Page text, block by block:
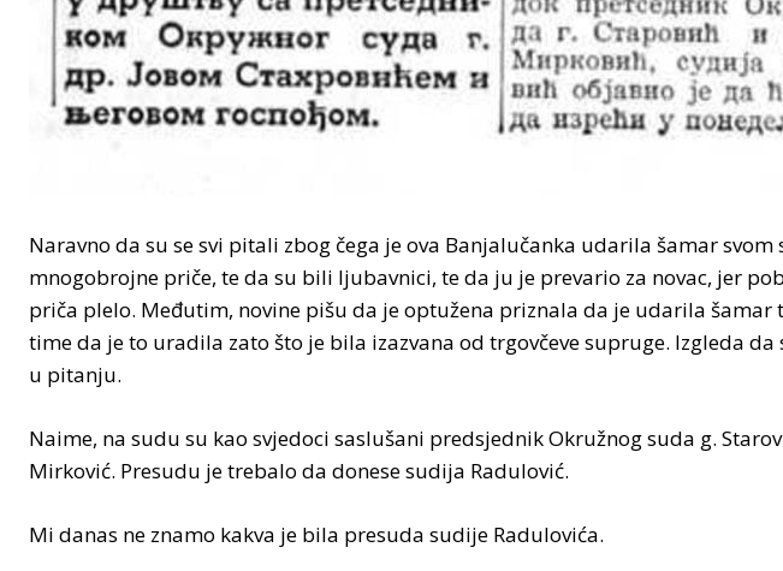
Naravno da su se svi pitali zbog čega je ova Banjalučanka udarila šamar svom
mnogobrojne priče, te da su bili ljubavnici, te da ju je prevario za novac, jer
priča plelo. Međutim, novine pišu da je optužena priznala da je udarila šamar
time da je to uradila zato što je bila izazvana od trgovčeve supruge. Izgleda da
u pitanju.
Naime, na sudu su kao svjedoci saslušani predsjednik Okružnog suda g.
Mirković. Presudu je trebalo da donese sudija Radulović.
Mi danas ne znamo kakva je bila presuda sudije Radulovića.